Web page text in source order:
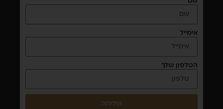
אימייל
הטלפון שלך
שליחה